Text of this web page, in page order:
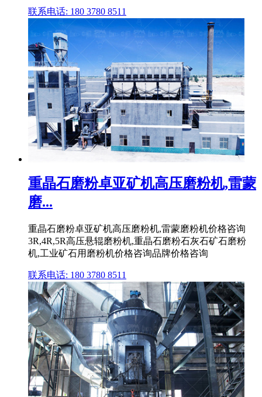
联系电话: 180 3780 8511
重晶石磨粉卓亚矿机高压磨粉机,雷蒙
磨...
重晶石磨粉卓亚矿机高压磨粉机,雷蒙磨粉机价格咨询
3R,4R,5R高压悬辊磨粉机,重晶石磨粉石灰石矿石磨粉
机,工业矿石用磨粉机价格咨询品牌价格咨询
联系电话: 180 3780 8511